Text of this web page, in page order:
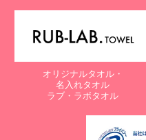
オリジナルタオル・
名入れタオル
ラブ・ラボタオル